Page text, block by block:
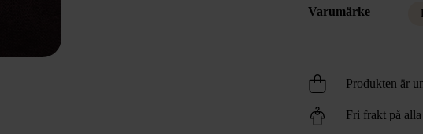
Varumärke
Produkten är
Fri frakt på